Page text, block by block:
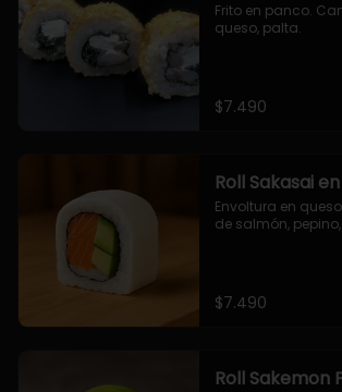
Frito en panco.
queso, palta.
$7.490
Roll Sakasai
Envoltura en
de salmón,
$7.490
Roll Sakemon